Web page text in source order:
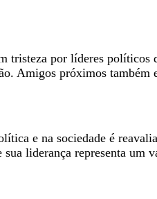
tristeza por líderes
Amigos próximos
e na sociedade é
liderança representa um